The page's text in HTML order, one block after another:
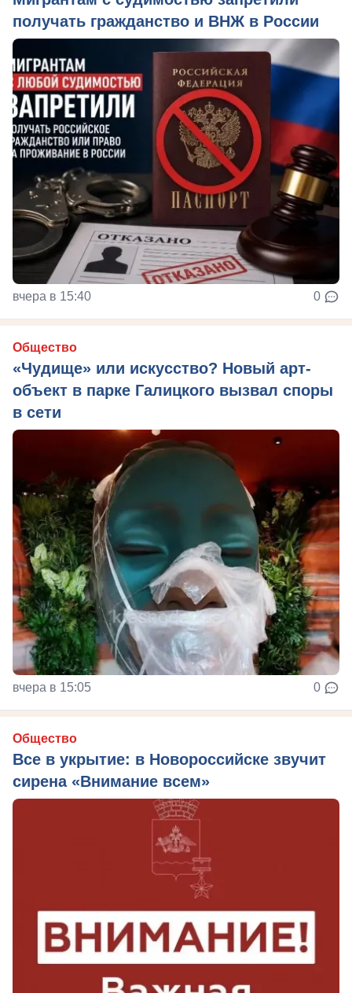
получать гражданство и ВНЖ в России
вчера в 15:40 0
Общество
«Чудище» или искусство? Новый арт-
объект в парке Галицкого вызвал споры
в сети
вчера в 15:05 0
Общество
Все в укрытие: в Новороссийске звучит
сирена «Внимание всем»